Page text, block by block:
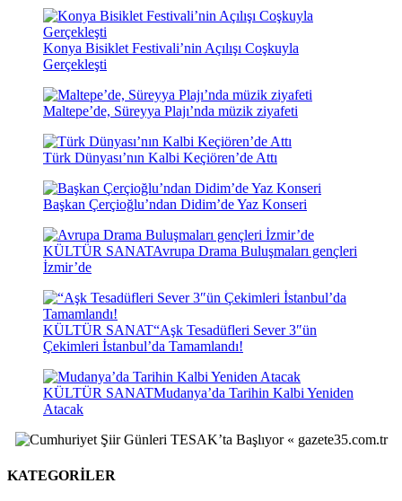
Konya Bisiklet Festivali’nin Açılışı Coşkuyla
Gerçekleşti
Maltepe’de, Süreyya Plajı’nda müzik ziyafeti
Türk Dünyası’nın Kalbi Keçiören’de Attı
Başkan Çerçioğlu’ndan Didim’de Yaz Konseri
KÜLTÜR SANATAvrupa Drama Buluşmaları gençleri
İzmir’de
KÜLTÜR SANAT“Aşk Tesadüfleri Sever 3″ün
Çekimleri İstanbul’da Tamamlandı!
KÜLTÜR SANATMudanya’da Tarihin Kalbi Yeniden
Atacak
KATEGORİLER